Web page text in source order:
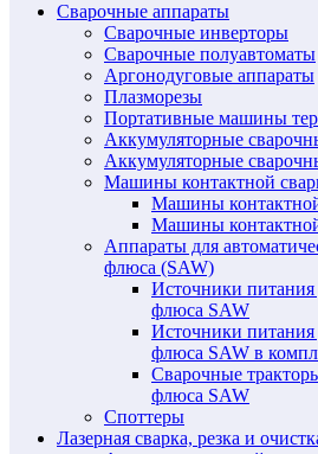
Сварочные аппараты
Сварочные инверторы
Сварочные полуавтоматы
Аргонодуговые аппараты
Плазморезы
Портативные машины
Аккумуляторные
Аккумуляторные
Машины контактной
Машины
Машины
Аппараты для
флюса (SAW)
Источники питания
флюса SAW
Источники питания
флюса SAW в
Сварочные
флюса SAW
Споттеры
Лазерная сварка, резка и